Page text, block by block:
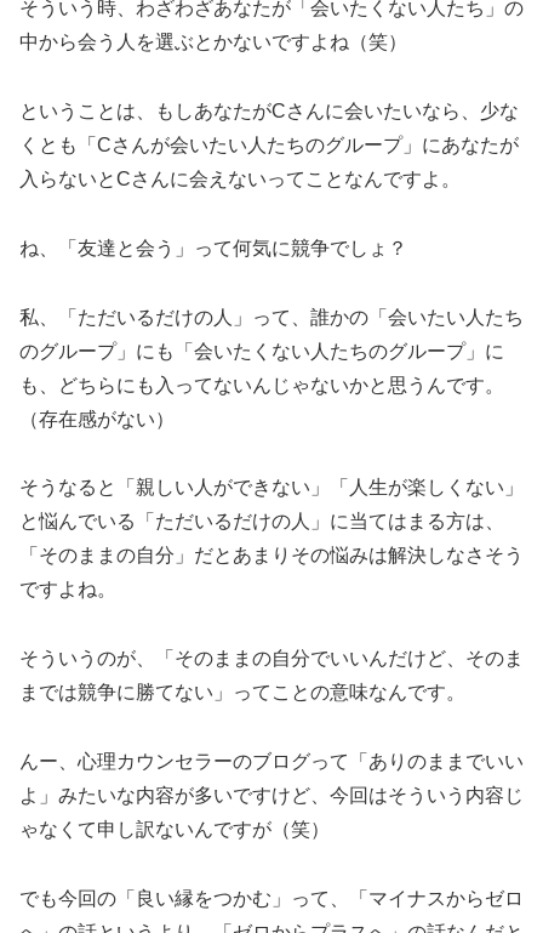
そういう時、わざわざあなたが「会いたくない人たち」の
中から会う人を選ぶとかないですよね（笑）
ということは、もしあなたがCさんに会いたいなら、少な
くとも「Cさんが会いたい人たちのグループ」にあなたが
入らないとCさんに会えないってことなんですよ。
ね、「友達と会う」って何気に競争でしょ？
私、「ただいるだけの人」って、誰かの「会いたい人たち
のグループ」にも「会いたくない人たちのグループ」に
も、どちらにも入ってないんじゃないかと思うんです。
（存在感がない）
そうなると「親しい人ができない」「人生が楽しくない」
と悩んでいる「ただいるだけの人」に当てはまる方は、
「そのままの自分」だとあまりその悩みは解決しなさそう
ですよね。
そういうのが、「そのままの自分でいいんだけど、そのま
までは競争に勝てない」ってことの意味なんです。
んー、心理カウンセラーのブログって「ありのままでいい
よ」みたいな内容が多いですけど、今回はそういう内容じ
ゃなくて申し訳ないんですが（笑）
でも今回の「良い縁をつかむ」って、「マイナスからゼロ